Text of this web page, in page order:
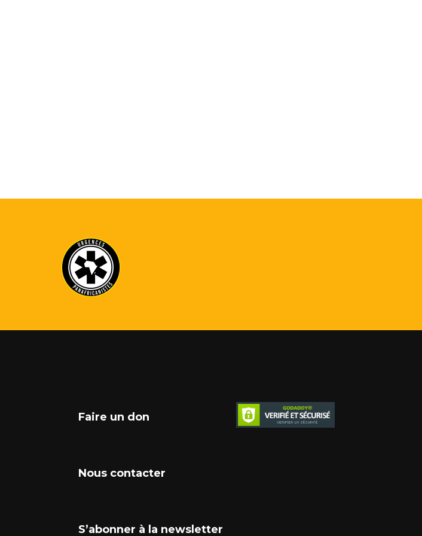
Faire un don
Nous contacter
S’abonner à la newsletter